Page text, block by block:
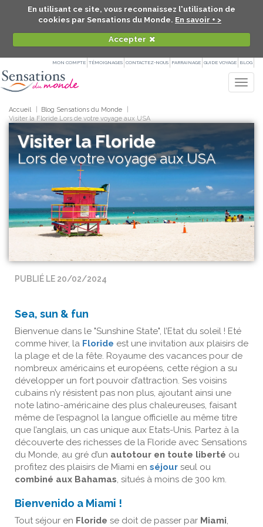
En utilisant ce site, vous reconnaissez l'utilisation de
cookies par Sensations du Monde. En savoir + >
Accepter
MON COMPTE TÉMOIGNAGES CONTACTEZ-NOUS PARRAINAGE GUIDE VOYAGE BLOG
Accueil
Blog Sensations du Monde
Visiter la Floride Lors de votre voyage aux USA
Visiter la Floride
Lors de votre voyage aux USA
PUBLIÉ LE 20/02/2024
Sea, sun & fun
Bienvenue dans le "Sunshine State", l’Etat du soleil ! Eté
comme hiver, la Floride est une invitation aux plaisirs de
la plage et de la fête. Royaume des vacances pour de
nombreux américains et européens, cette région a su
développer un fort pouvoir d’attraction. Ses voisins
cubains n’y résistent pas non plus, ajoutant ainsi une
note latino-américaine des plus chaleureuses, faisant
même de l’espagnol la langue officielle au même titre
que l’anglais, un cas unique aux Etats-Unis. Partez à la
découverte des richesses de la Floride avec Sensations
du Monde, au gré d’un autotour en toute liberté ou
profitez des plaisirs de Miami en séjour seul ou
combiné aux Bahamas, situés à moins de 300 km.
Bienvenido a Miami !
Tout séjour en Floride se doit de passer par Miami,